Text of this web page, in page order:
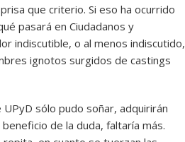
que criterio. Si eso ha ocurrido
pasará en Ciudadanos y
indiscutible, o al menos indiscutido,
ignotos surgidos de castings
sólo pudo soñar, adquirirán
de la duda, faltaría más.